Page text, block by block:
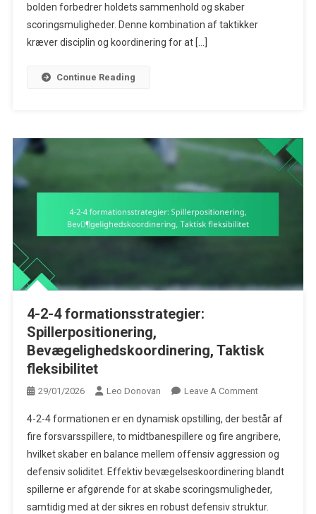
bolden forbedrer holdets sammenhold og skaber
scoringsmuligheder. Denne kombination af taktikker
kræver disciplin og koordinering for at […]
Continue Reading
4-2-4 formationsstrategier:
Spillerpositionering,
Bevægelighedskoordinering, Taktisk
fleksibilitet
29/01/2026 Leo Donovan Leave A CommentOn
2-
4
Taktisk
4-2-4 formationen er en dynamisk opstilling, der består af
fire forsvarsspillere, to midtbanespillere og fire angribere,
hvilket skaber en balance mellem offensiv aggression og
defensiv soliditet. Effektiv bevægelseskoordinering blandt
spillerne er afgørende for at skabe scoringsmuligheder,
samtidig med at der sikres en robust defensiv struktur.